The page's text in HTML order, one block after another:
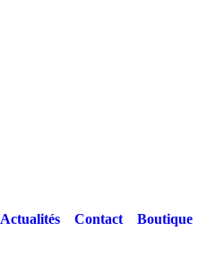
Actualités Contact Boutique